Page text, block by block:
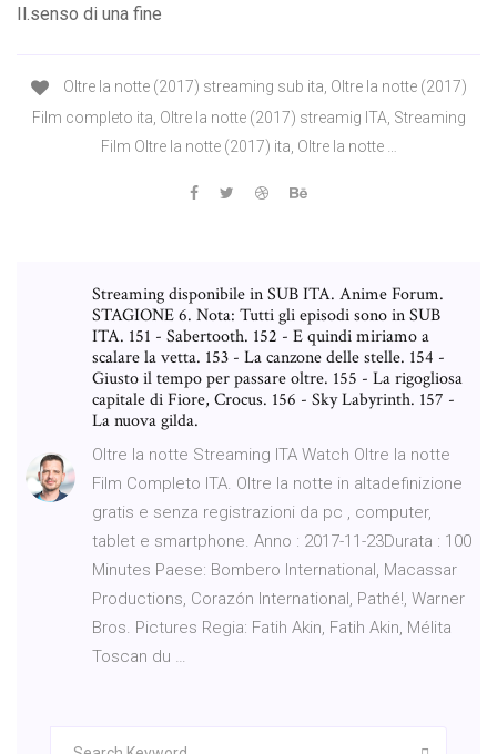
Il.senso di una fine
Oltre la notte (2017) streaming sub ita, Oltre la notte (2017)
Film completo ita, Oltre la notte (2017) streamig ITA, Streaming
Film Oltre la notte (2017) ita, Oltre la notte …
Streaming disponibile in SUB ITA. Anime Forum.
STAGIONE 6. Nota: Tutti gli episodi sono in SUB
ITA. 151 - Sabertooth. 152 - E quindi miriamo a
scalare la vetta. 153 - La canzone delle stelle. 154 -
Giusto il tempo per passare oltre. 155 - La rigogliosa
capitale di Fiore, Crocus. 156 - Sky Labyrinth. 157 -
La nuova gilda.
Oltre la notte Streaming ITA Watch Oltre la notte
Film Completo ITA. Oltre la notte in altadefinizione
gratis e senza registrazioni da pc , computer,
tablet e smartphone. Anno : 2017-11-23Durata : 100
Minutes Paese: Bombero International, Macassar
Productions, Corazón International, Pathé!, Warner
Bros. Pictures Regia: Fatih Akin, Fatih Akin, Mélita
Toscan du …